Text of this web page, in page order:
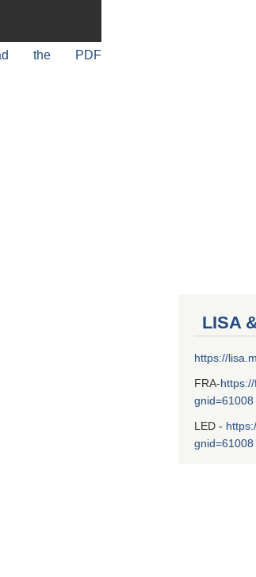
the PDF
LISA
https://
FRA-
gnid=61008
LED -
gnid=61008